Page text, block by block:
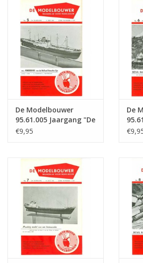
De Modelbouwer
95.61.005 Jaargang "De
Modelbouwer" Editie :
€9,95
De